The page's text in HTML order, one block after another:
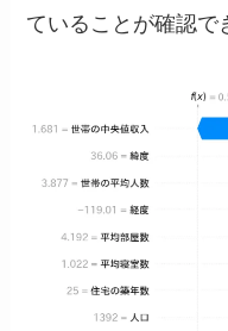
ていることが確認で